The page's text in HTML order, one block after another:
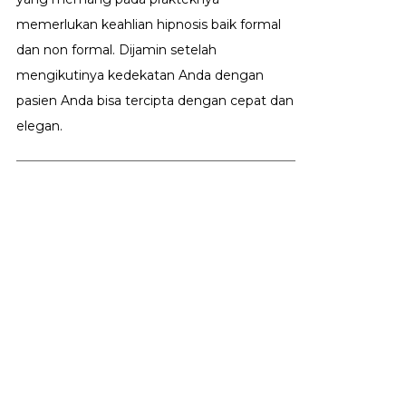
memerlukan keahlian hipnosis baik formal
dan non formal. Dijamin setelah
mengikutinya kedekatan Anda dengan
pasien Anda bisa tercipta dengan cepat dan
elegan.